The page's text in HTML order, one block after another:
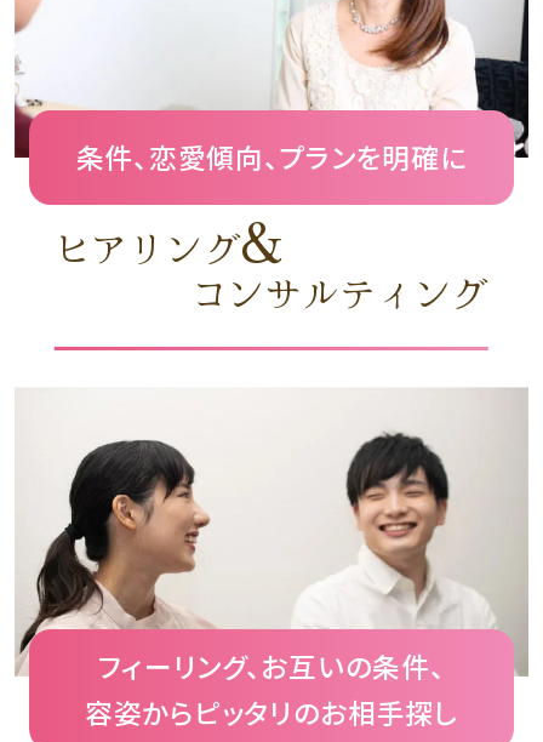
条件、恋愛傾向、プランを明確に
ヒアリング&
コンサルティング
フィーリング、お互いの条件、
容姿からピッタリのお相手探し